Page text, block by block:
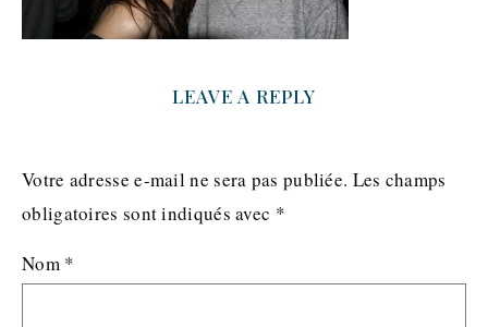
LEAVE A REPLY
Votre adresse e-mail ne sera pas publiée. Les champs
obligatoires sont indiqués avec *
Nom *